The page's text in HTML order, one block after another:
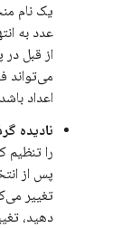
یک نام
عدد به
از قبل در
اعداد
نادیده
را تنظیم
پس از
تغییر
دهید،